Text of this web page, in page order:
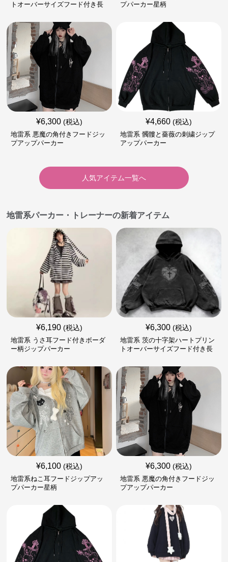
トオーバーサイズフード付き長
プパーカー星柄
¥6,300 (税込)
地雷系 悪魔の角付きフードジッ
プアップパーカー
¥4,660 (税込)
地雷系 髑髏と薔薇の刺繍ジップ
アップパーカー
人気アイテム一覧へ
地雷系パーカー・トレーナーの新着アイテム
¥6,190 (税込)
地雷系 うさ耳フード付きボーダ
ー柄ジップパーカー
¥6,300 (税込)
地雷系 茨の十字架ハートプリン
トオーバーサイズフード付き長
¥6,100 (税込)
地雷系ねこ耳フードジップアッ
プパーカー星柄
¥6,300 (税込)
地雷系 悪魔の角付きフードジッ
プアップパーカー